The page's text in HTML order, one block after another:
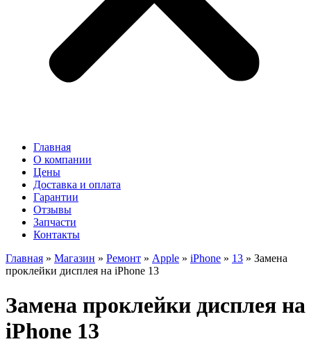
Главная
О компании
Цены
Доставка и оплата
Гарантии
Отзывы
Запчасти
Контакты
Главная » Магазин » Ремонт » Apple » iPhone » 13 » Замена
проклейки дисплея на iPhone 13
Замена проклейки дисплея на
iPhone 13